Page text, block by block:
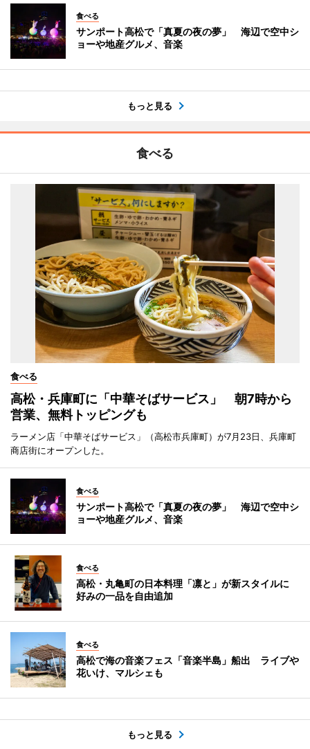
食べる
サンポート高松で「真夏の夜の夢」 海辺で空中シ
ョーや地産グルメ、音楽
もっと見る
食べる
食べる
高松・兵庫町に「中華そばサービス」 朝7時から
営業、無料トッピングも
ラーメン店「中華そばサービス」（高松市兵庫町）が7月23日、兵庫町
商店街にオープンした。
食べる
サンポート高松で「真夏の夜の夢」 海辺で空中シ
ョーや地産グルメ、音楽
食べる
高松・丸亀町の日本料理「凛と」が新スタイルに
好みの一品を自由追加
食べる
高松で海の音楽フェス「音楽半島」船出 ライブや
花いけ、マルシェも
もっと見る